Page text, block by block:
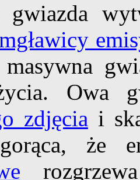
gwiazda
Owa
zdjęcia i
że